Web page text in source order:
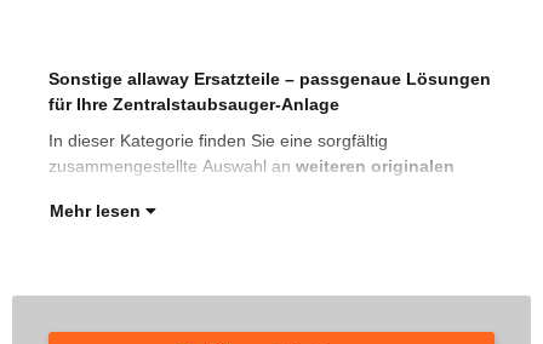
Sonstige allaway Ersatzteile – passgenaue Lösungen
für Ihre Zentralstaubsauger-Anlage
In dieser Kategorie finden Sie eine sorgfältig
zusammengestellte Auswahl an weiteren originalen
Mehr lesen